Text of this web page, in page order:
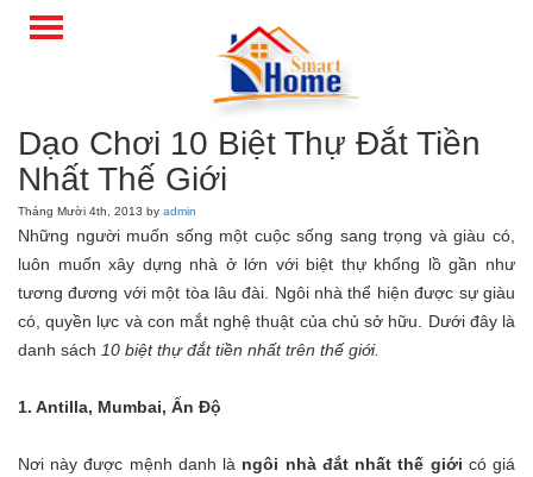
Dạo Chơi 10 Biệt Thự Đắt Tiền
Nhất Thế Giới
Tháng Mười 4th, 2013 by admin
Những người muốn sống một cuộc sống sang trọng và giàu có,
luôn muốn xây dựng nhà ở lớn với biệt thự khổng lồ gần như
tương đương với một tòa lâu đài. Ngôi nhà thể hiện được sự giàu
có, quyền lực và con mắt nghệ thuật của chủ sở hữu. Dưới đây là
danh sách 10 biệt thự đắt tiền nhất trên thế giới.
1. Antilla, Mumbai, Ấn Độ
Nơi này được mệnh danh là ngôi nhà đắt nhất thế giới có giá